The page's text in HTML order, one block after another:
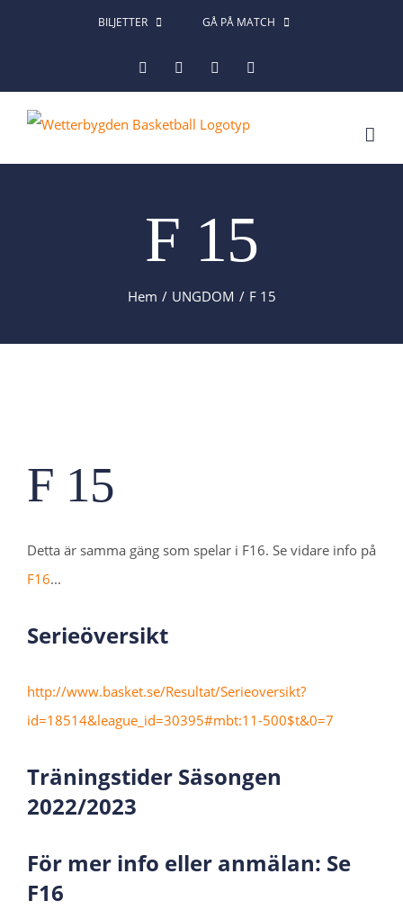
BILJETTER GÅ PÅ MATCH
FacebookInstagram
F 15
Hem UNGDOM F 15
F 15
Detta är samma gäng som spelar i F16. Se vidare info på
F16...
Serieöversikt
http://www.basket.se/Resultat/Serieoversikt?
id=18514&league_id=30395#mbt:11-500$t&0=7
Träningstider Säsongen
2022/2023
För mer info eller anmälan: Se
F16